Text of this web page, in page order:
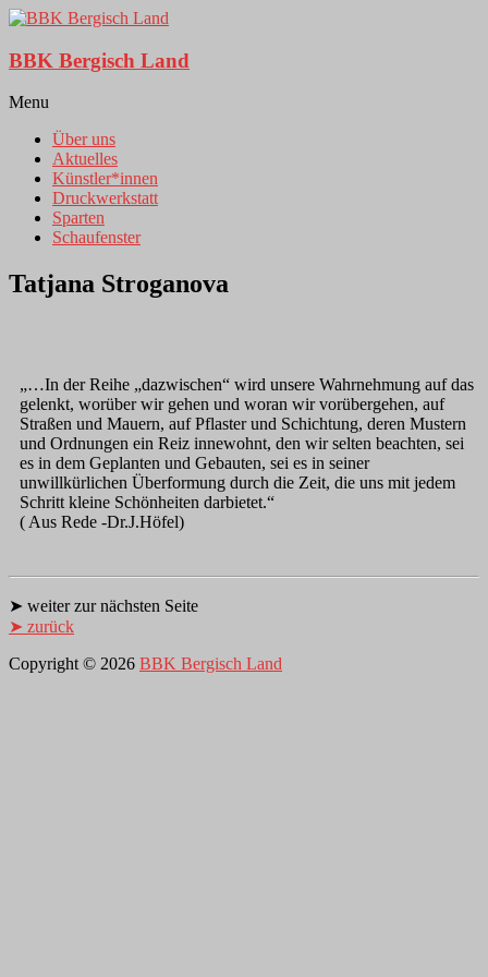
BBK Bergisch Land
Menu
Über uns
Aktuelles
Künstler*innen
Druckwerkstatt
Sparten
Schaufenster
Tatjana Stroganova
„…In der Reihe „dazwischen“ wird unsere Wahrnehmung auf das
gelenkt, worüber wir gehen und woran wir vorübergehen, auf
Straßen und Mauern, auf Pflaster und Schichtung, deren Mustern
und Ordnungen ein Reiz innewohnt, den wir selten beachten, sei
es in dem Geplanten und Gebauten, sei es in seiner
unwillkürlichen Überformung durch die Zeit, die uns mit jedem
Schritt kleine Schönheiten darbietet.“
( Aus Rede -Dr.J.Höfel)
➤ weiter zur nächsten Seite
➤ zurück
Copyright © 2026 BBK Bergisch Land